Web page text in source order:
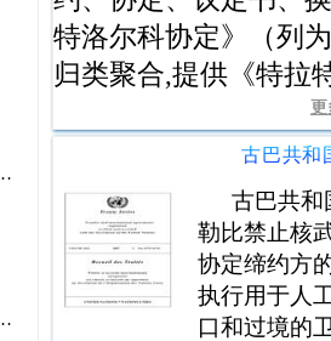
特洛尔科协定》（列
归类聚合,提供《特拉
约》）方面国际条约
古巴共和
勒比禁止核
协定缔约方
执行用于人
口和过境的